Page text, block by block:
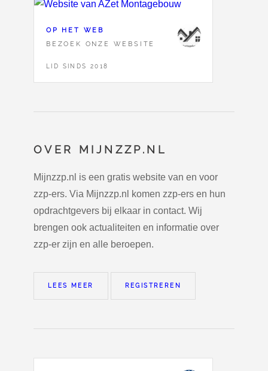
OP HET WEB
BEZOEK ONZE WEBSITE
LID SINDS 2018
OVER MIJNZZP.NL
Mijnzzp.nl is een gratis website van en voor
zzp-ers. Via Mijnzzp.nl komen zzp-ers en hun
opdrachtgevers bij elkaar in contact. Wij
brengen ook actualiteiten en informatie over
zzp-er zijn en alle beroepen.
LEES MEER REGISTREREN